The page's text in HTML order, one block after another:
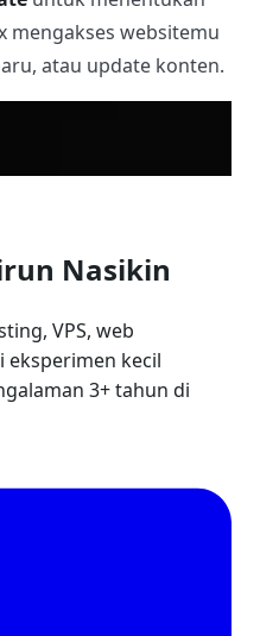
mengakses websitemu
atau update konten.
Nasikin
VPS, web
eksperimen kecil
3+ tahun di